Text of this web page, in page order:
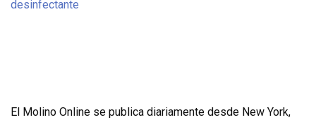
El Molino Online se publica diariamente desde New York,